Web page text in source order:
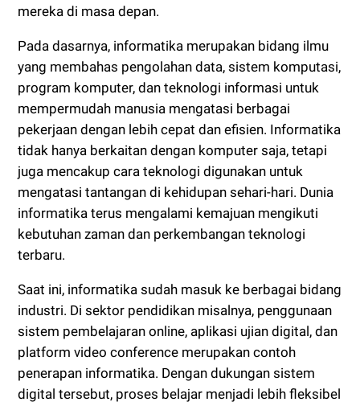
mereka di masa depan.
Pada dasarnya, informatika merupakan bidang ilmu
yang membahas pengolahan data, sistem komputasi,
program komputer, dan teknologi informasi untuk
mempermudah manusia mengatasi berbagai
pekerjaan dengan lebih cepat dan efisien. Informatika
tidak hanya berkaitan dengan komputer saja, tetapi
juga mencakup cara teknologi digunakan untuk
mengatasi tantangan di kehidupan sehari-hari. Dunia
informatika terus mengalami kemajuan mengikuti
kebutuhan zaman dan perkembangan teknologi
terbaru.
Saat ini, informatika sudah masuk ke berbagai bidang
industri. Di sektor pendidikan misalnya, penggunaan
sistem pembelajaran online, aplikasi ujian digital, dan
platform video conference merupakan contoh
penerapan informatika. Dengan dukungan sistem
digital tersebut, proses belajar menjadi lebih fleksibel